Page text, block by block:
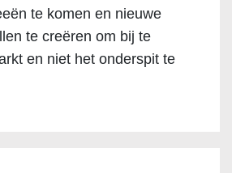
te komen en nieuwe
te creëren om bij te
en niet het onderspit te